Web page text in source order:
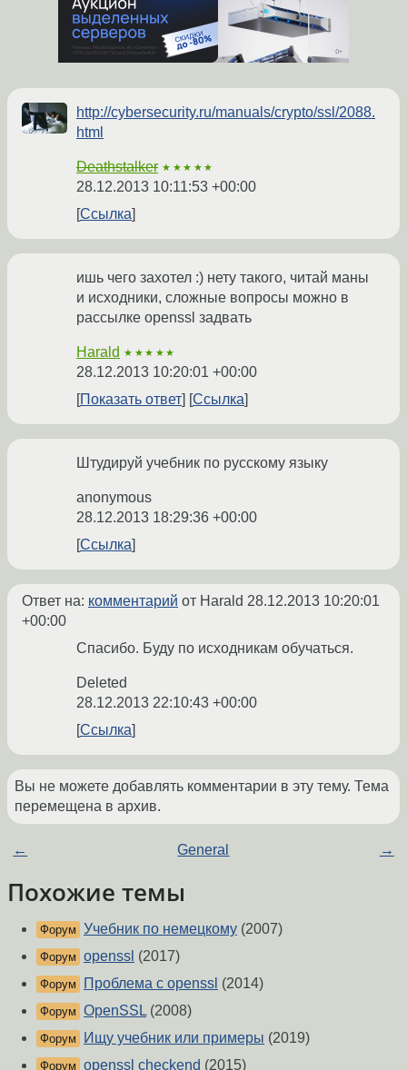
http://cybersecurity.ru/manuals/crypto/ssl/2088.
html
Deathstalker ★★★★★
28.12.2013 10:11:53 +00:00
Ссылка
ишь чего захотел :) нету такого, читай маны
и исходники, сложные вопросы можно в
рассылке openssl задвать
Harald ★★★★★
28.12.2013 10:20:01 +00:00
Показать ответ
Ссылка
Штудируй учебник по русскому языку
anonymous
28.12.2013 18:29:36 +00:00
Ссылка
Ответ на: комментарий от Harald 28.12.2013 10:20:01
+00:00
Спасибо. Буду по исходникам обучаться.
Deleted
28.12.2013 22:10:43 +00:00
Ссылка
Вы не можете добавлять комментарии в эту тему. Тема
перемещена в архив.
← General →
Похожие темы
Форум Учебник по немецкому (2007)
Форум openssl (2017)
Форум Проблема с openssl (2014)
Форум OpenSSL (2008)
Форум Ищу учебник или примеры (2019)
Форум openssl checkend (2015)